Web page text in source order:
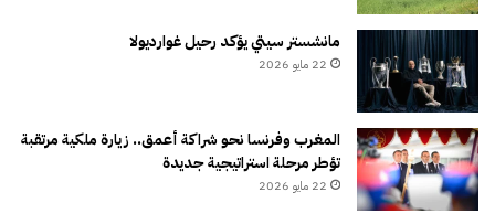
مانشستر سيتي يؤكد رحيل غوارديولا
22 مايو 2026
المغرب وفرنسا نحو شراكة أعمق.. زيارة ملكية مرتقبة
تؤطر مرحلة استراتيجية جديدة
22 مايو 2026